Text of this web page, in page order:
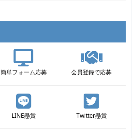
簡単フォーム応募 会員登録で応募
LINE懸賞 Twitter懸賞